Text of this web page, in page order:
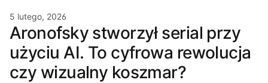
5 lutego, 2026
Aronofsky stworzył serial przy
użyciu AI. To cyfrowa rewolucja
czy wizualny koszmar?